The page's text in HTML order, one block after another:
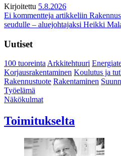
Kirjoitettu 5.8.2026
Ei kommentteja artikkeliin
seudulle – aluejohtajaksi Heikki
Uutiset
100 tuoreintaArkkitehtuuri
Korjausrakentaminen Koulutus ja
Rakennustuote Rakentaminen
Työelämä
Näkökulmat
Toimitukselta